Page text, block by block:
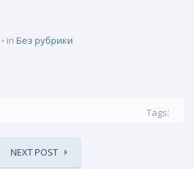
in Без рубрики
Tags:
NEXT POST